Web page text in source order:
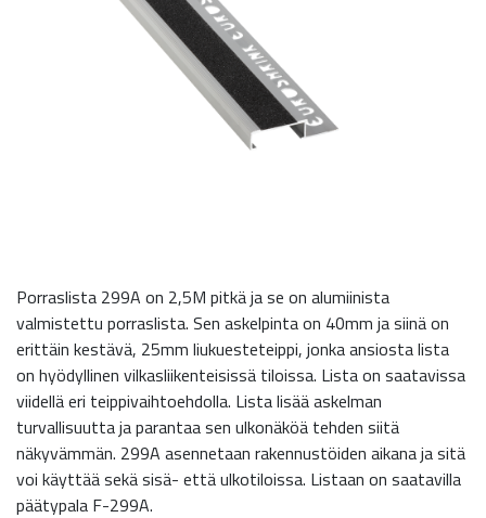
Porraslista 299A on 2,5M pitkä ja se on alumiinista
valmistettu porraslista. Sen askelpinta on 40mm ja siinä on
erittäin kestävä, 25mm liukuesteteippi, jonka ansiosta lista
on hyödyllinen vilkasliikenteisissä tiloissa. Lista on saatavissa
viidellä eri teippivaihtoehdolla. Lista lisää askelman
turvallisuutta ja parantaa sen ulkonäköä tehden siitä
näkyvämmän. 299A asennetaan rakennustöiden aikana ja sitä
voi käyttää sekä sisä- että ulkotiloissa. Listaan on saatavilla
päätypala F-299A.